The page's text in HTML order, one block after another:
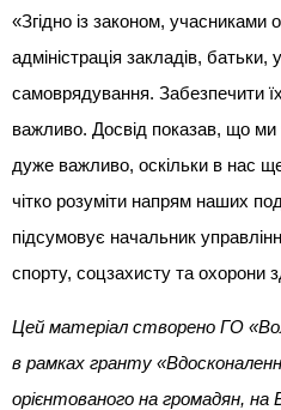
«Згідно із законом, учасниками
адміністрація закладів, батьки,
самоврядування. Забезпечити
важливо. Досвід показав, що ми
дуже важливо, оскільки в нас
чітко розуміти напрям наших
підсумовує начальник
спорту, соцзахисту та охорони
Цей матеріал створено ГО
в рамках гранту
орієнтованого на громадян,